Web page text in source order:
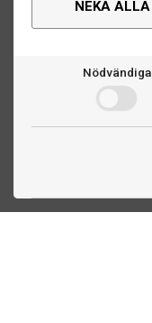
NEKA ALLA
Nödvändiga